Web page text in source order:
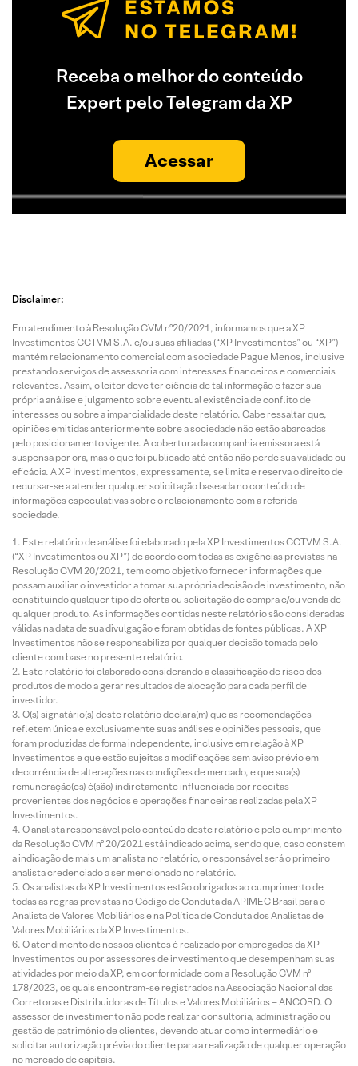
Receba o melhor do conteúdo
Expert pelo Telegram da XP
Acessar
Disclaimer:
Em atendimento à Resolução CVM nº20/2021, informamos que a XP
Investimentos CCTVM S.A. e/ou suas afiliadas (“XP Investimentos” ou “XP”)
mantém relacionamento comercial com a sociedade Pague Menos, inclusive
prestando serviços de assessoria com interesses financeiros e comerciais
relevantes. Assim, o leitor deve ter ciência de tal informação e fazer sua
própria análise e julgamento sobre eventual existência de conflito de
interesses ou sobre a imparcialidade deste relatório. Cabe ressaltar que,
opiniões emitidas anteriormente sobre a sociedade não estão abarcadas
pelo posicionamento vigente. A cobertura da companhia emissora está
suspensa por ora, mas o que foi publicado até então não perde sua validade ou
eficácia. A XP Investimentos, expressamente, se limita e reserva o direito de
recursar-se a atender qualquer solicitação baseada no conteúdo de
informações especulativas sobre o relacionamento com a referida
sociedade.
Este relatório de análise foi elaborado pela XP Investimentos CCTVM S.A.
(“XP Investimentos ou XP”) de acordo com todas as exigências previstas na
Resolução CVM 20/2021, tem como objetivo fornecer informações que
possam auxiliar o investidor a tomar sua própria decisão de investimento, não
constituindo qualquer tipo de oferta ou solicitação de compra e/ou venda de
qualquer produto. As informações contidas neste relatório são consideradas
válidas na data de sua divulgação e foram obtidas de fontes públicas. A XP
Investimentos não se responsabiliza por qualquer decisão tomada pelo
cliente com base no presente relatório.
Este relatório foi elaborado considerando a classificação de risco dos
produtos de modo a gerar resultados de alocação para cada perfil de
investidor.
O(s) signatário(s) deste relatório declara(m) que as recomendações
refletem única e exclusivamente suas análises e opiniões pessoais, que
foram produzidas de forma independente, inclusive em relação à XP
Investimentos e que estão sujeitas a modificações sem aviso prévio em
decorrência de alterações nas condições de mercado, e que sua(s)
remuneração(es) é(são) indiretamente influenciada por receitas
provenientes dos negócios e operações financeiras realizadas pela XP
Investimentos.
O analista responsável pelo conteúdo deste relatório e pelo cumprimento
da Resolução CVM nº 20/2021 está indicado acima, sendo que, caso constem
a indicação de mais um analista no relatório, o responsável será o primeiro
analista credenciado a ser mencionado no relatório.
Os analistas da XP Investimentos estão obrigados ao cumprimento de
todas as regras previstas no Código de Conduta da APIMEC Brasil para o
Analista de Valores Mobiliários e na Política de Conduta dos Analistas de
Valores Mobiliários da XP Investimentos.
O atendimento de nossos clientes é realizado por empregados da XP
Investimentos ou por assessores de investimento que desempenham suas
atividades por meio da XP, em conformidade com a Resolução CVM nº
178/2023, os quais encontram-se registrados na Associação Nacional das
Corretoras e Distribuidoras de Títulos e Valores Mobiliários – ANCORD. O
assessor de investimento não pode realizar consultoria, administração ou
gestão de patrimônio de clientes, devendo atuar como intermediário e
solicitar autorização prévia do cliente para a realização de qualquer operação
no mercado de capitais.